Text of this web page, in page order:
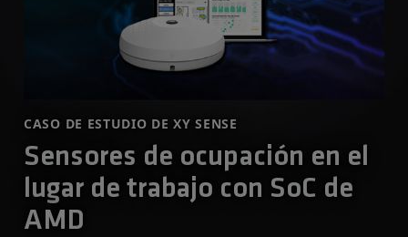
CASO DE ESTUDIO DE XY SENSE
Sensores de ocupación en el
lugar de trabajo con SoC de
AMD